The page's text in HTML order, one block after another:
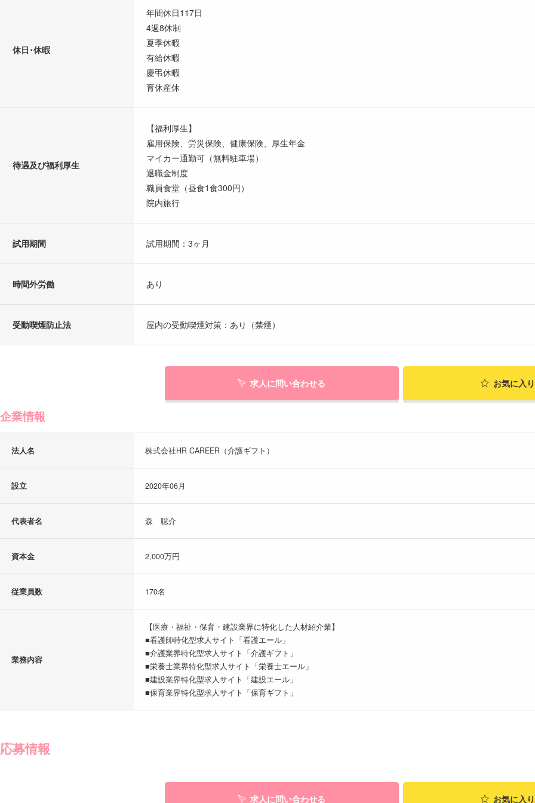
休日･休暇
年間休日117日
4週8休制
夏季休暇
有給休暇
慶弔休暇
育休産休
待遇及び福利厚生
【福利厚生】
雇用保険、労災保険、健康保険、厚生年金
マイカー通勤可（無料駐車場）
退職金制度
職員食堂（昼食1食300円）
院内旅行
試用期間 試用期間：3ヶ月
時間外労働 あり
受動喫煙防止法 屋内の受動喫煙対策：あり（禁煙）
求人に問い合わせる お気に入
企業情報
法人名 株式会社HR CAREER（介護ギフト）
設立 2020年06月
代表者名 森 聡介
資本金 2,000万円
従業員数 170名
業務内容
【医療・福祉・保育・建設業界に特化した人材紹介業】
■看護師特化型求人サイト「看護エール」
■介護業界特化型求人サイト「介護ギフト」
■栄養士業界特化型求人サイト「栄養士エール」
■建設業界特化型求人サイト「建設エール」
■保育業界特化型求人サイト「保育ギフト」
応募情報
求人に問い合わせる お気に入